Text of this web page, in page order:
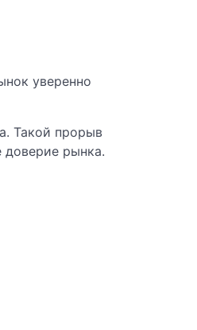
уверенно
Такой прорыв
доверие рынка.